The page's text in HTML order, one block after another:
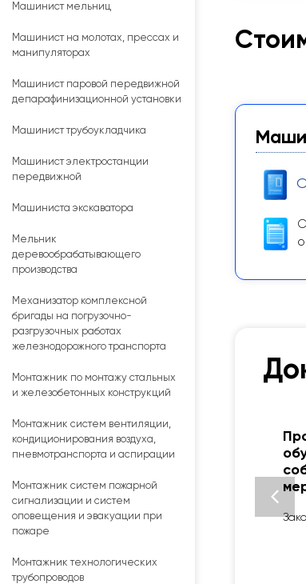
Машинист мельниц
Машинист на молотах, прессах и
манипуляторах
Машинист паровой передвижной
депарафинизационной установки
Машинист трубоукладчика
Машинист электростанции
передвижной
Машиниста экскаватора
Мельник
деревообрабатывающего
производства
Механизатор комплексной
бригады на погрузочно-
разгрузочных работах
железнодорожного транспорта
Монтажник по монтажу стальных
и железобетонных конструкций
Монтажник систем вентиляции,
кондиционирования воздуха,
пневмотранспорта и аспирации
Монтажник систем пожарной
сигнализации и систем
оповещения и эвакуации при
пожаре
Монтажник технологических
трубопроводов